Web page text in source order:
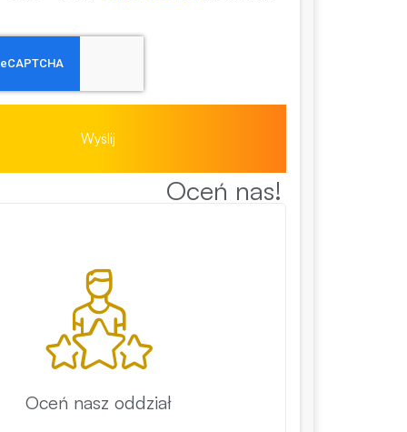
Wyślij
Oceń nas!
Oceń nasz oddział